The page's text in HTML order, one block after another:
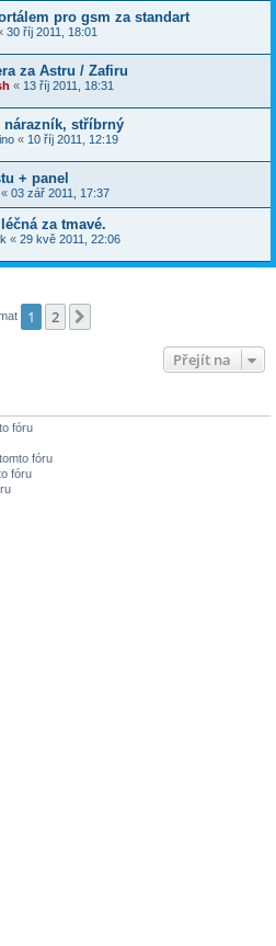
pro gsm za standart
30 říj 2011, 18:01
za Astru / Zafiru
« 13 říj 2011, 18:31
nárazník, stříbrný
« 10 říj 2011, 12:19
+ panel
« 03 zář 2011, 17:37
za tmavé.
« 29 kvě 2011, 22:06
1 2
Přejít na
fóru
fóru
fóru